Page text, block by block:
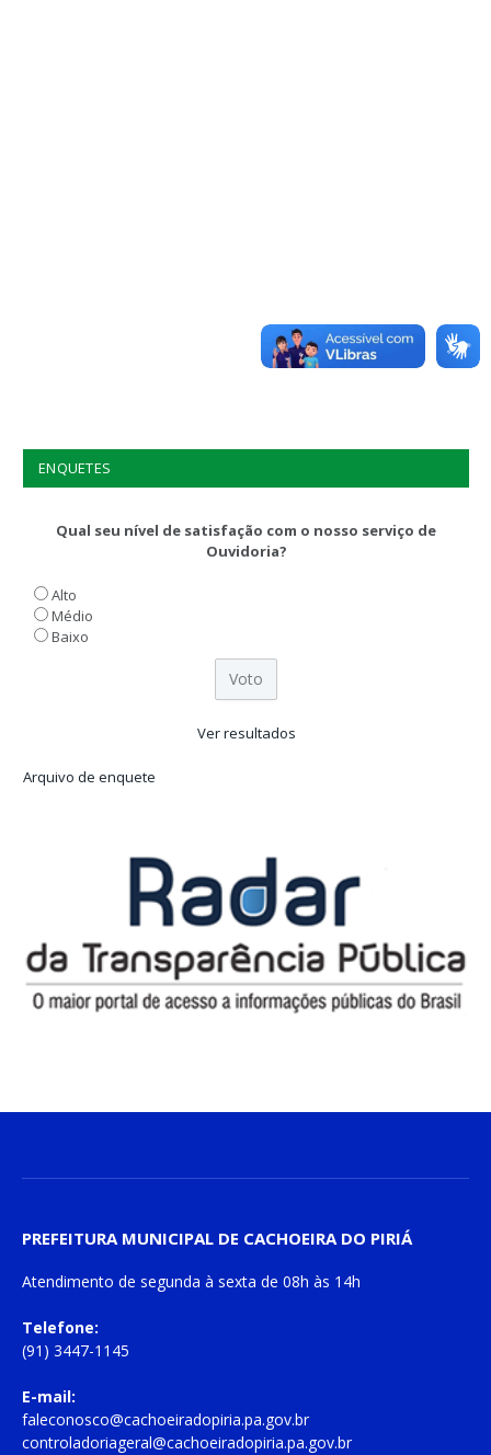
ENQUETES
Qual seu nível de satisfação com o nosso serviço de
Ouvidoria?
Alto
Médio
Baixo
Ver resultados
Arquivo de enquete
PREFEITURA MUNICIPAL DE CACHOEIRA DO PIRIÁ
Atendimento de segunda à sexta de 08h às 14h
Telefone:
(91) 3447-1145
E-mail:
faleconosco@cachoeiradopiria.pa.gov.br
controladoriageral@cachoeiradopiria.pa.gov.br